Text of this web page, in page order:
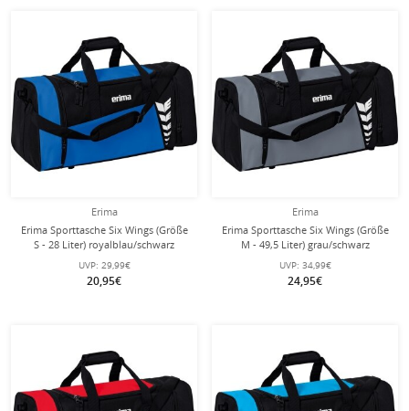
Erima
Erima Sporttasche Six Wings (Größe
S - 28 Liter) royalblau/schwarz
49x23x25cm
UVP: 29,99€
20,95€
Erima
Erima Sporttasche Six Wings (Größe
M - 49,5 Liter) grau/schwarz
61x29x28cm
UVP: 34,99€
24,95€